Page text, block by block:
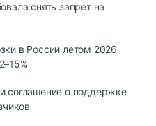
снять запрет на
в России летом 2026
соглашение о поддержке